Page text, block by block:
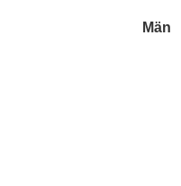
Män